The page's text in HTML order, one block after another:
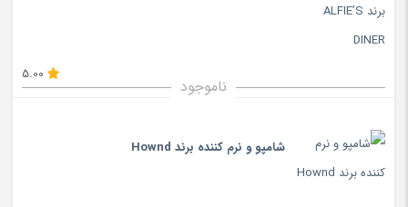
ناموجود
5.00
شامپو و نرم کننده برند Hownd